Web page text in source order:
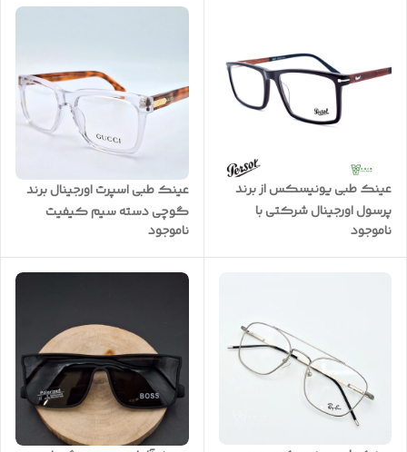
عینک طبی یونیسکس از برند
پرسول اورجینال شرکتی با
کیفیت A+++ کد PE2144
ناموجود
عینک طبی اسپرت اورجینال برند
گوچی دسته سیم کیفیت
A+++ ضمانتی کد G7440
ناموجود